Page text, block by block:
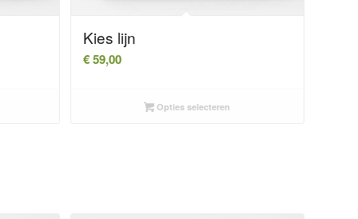
Kies lijn
€59,00
Opties selecteren